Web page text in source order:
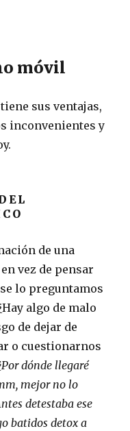
móvil
sus ventajas,
inconvenientes y
de una
vez de pensar
lo preguntamos
algo de malo
de dejar de
o cuestionarnos
dónde llegaré
mejor no lo
detestaba ese
batidos detox a